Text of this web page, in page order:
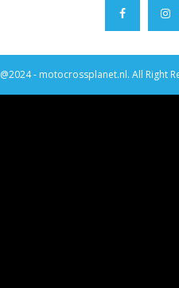
@2024 - motocrossplanet.nl. All Right